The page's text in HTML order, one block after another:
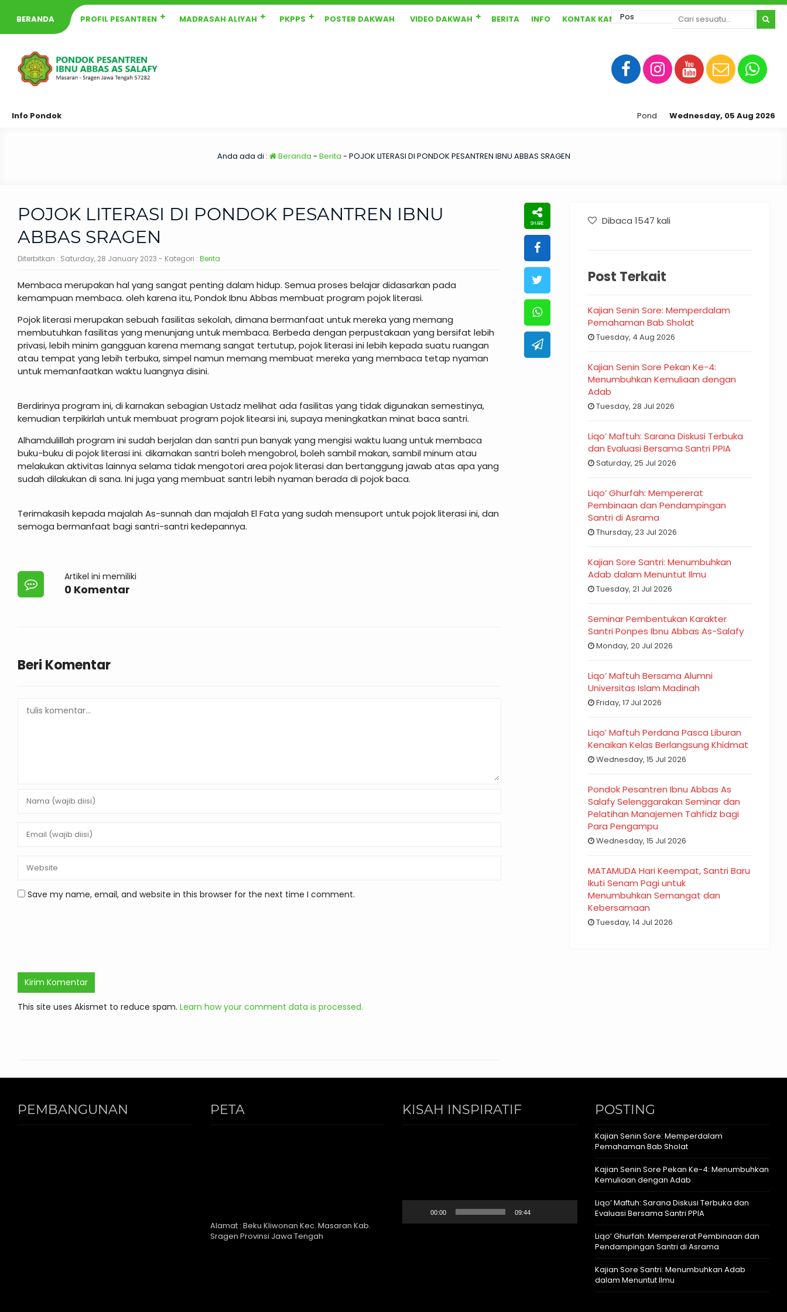
BERANDA PROFIL PESANTREN MADRASAH ALIYAH PKPPS POSTER DAKWAH VIDEO DAKWAH BERITA INFO KONTAK KAMI
Info Pondok Wednesday, 05 Aug 2026
Pondok pesantren ibnu abbas sragen
Anda ada di : Beranda - Berita - POJOK LITERASI DI PONDOK PESANTREN IBNU ABBAS SRAGEN
POJOK LITERASI DI PONDOK PESANTREN IBNU
ABBAS SRAGEN
Diterbitkan : Saturday, 28 January 2023 - Kategori : Berita
Membaca merupakan hal yang sangat penting dalam hidup. Semua proses belajar didasarkan pada
kemampuan membaca. oleh karena itu, Pondok Ibnu Abbas membuat program pojok literasi.
Pojok literasi merupakan sebuah fasilitas sekolah, dimana bermanfaat untuk mereka yang memang
membutuhkan fasilitas yang menunjang untuk membaca. Berbeda dengan perpustakaan yang bersifat lebih
privasi, lebih minim gangguan karena memang sangat tertutup, pojok literasi ini lebih kepada suatu ruangan
atau tempat yang lebih terbuka, simpel namun memang membuat mereka yang membaca tetap nyaman
untuk memanfaatkan waktu luangnya disini.
Berdirinya program ini, di karnakan sebagian Ustadz melihat ada fasilitas yang tidak digunakan semestinya,
kemudian terpikirlah untuk membuat program pojok litearsi ini, supaya meningkatkan minat baca santri.
Alhamdulillah program ini sudah berjalan dan santri pun banyak yang mengisi waktu luang untuk membaca
buku-buku di pojok literasi ini. dikarnakan santri boleh mengobrol, boleh sambil makan, sambil minum atau
melakukan aktivitas lainnya selama tidak mengotori area pojok literasi dan bertanggung jawab atas apa yang
sudah dilakukan di sana. Ini juga yang membuat santri lebih nyaman berada di pojok baca.
Terimakasih kepada majalah As-sunnah dan majalah El Fata yang sudah mensuport untuk pojok literasi ini, dan
semoga bermanfaat bagi santri-santri kedepannya.
Artikel ini memiliki
0 Komentar
Beri Komentar
Save my name, email, and website in this browser for the next time I comment.
This site uses Akismet to reduce spam. Learn how your comment data is processed.
Dibaca 1547 kali
Post Terkait
Kajian Senin Sore: Memperdalam
Pemahaman Bab Sholat
Tuesday, 4 Aug 2026
Kajian Senin Sore Pekan Ke-4:
Menumbuhkan Kemuliaan dengan
Adab
Tuesday, 28 Jul 2026
Liqo’ Maftuh: Sarana Diskusi Terbuka
dan Evaluasi Bersama Santri PPIA
Saturday, 25 Jul 2026
Liqo’ Ghurfah: Mempererat
Pembinaan dan Pendampingan
Santri di Asrama
Thursday, 23 Jul 2026
Kajian Sore Santri: Menumbuhkan
Adab dalam Menuntut Ilmu
Tuesday, 21 Jul 2026
Seminar Pembentukan Karakter
Santri Ponpes Ibnu Abbas As-Salafy
Monday, 20 Jul 2026
Liqo’ Maftuh Bersama Alumni
Universitas Islam Madinah
Friday, 17 Jul 2026
Liqo’ Maftuh Perdana Pasca Liburan
Kenaikan Kelas Berlangsung Khidmat
Wednesday, 15 Jul 2026
Pondok Pesantren Ibnu Abbas As
Salafy Selenggarakan Seminar dan
Pelatihan Manajemen Tahfidz bagi
Para Pengampu
Wednesday, 15 Jul 2026
MATAMUDA Hari Keempat, Santri Baru
Ikuti Senam Pagi untuk
Menumbuhkan Semangat dan
Kebersamaan
Tuesday, 14 Jul 2026
PEMBANGUNAN
PETA
Alamat : Beku Kliwonan Kec. Masaran Kab.
Sragen Provinsi Jawa Tengah
KISAH INSPIRATIF
00:00 09:44
POSTING
Kajian Senin Sore: Memperdalam
Pemahaman Bab Sholat
Kajian Senin Sore Pekan Ke-4: Menumbuhkan
Kemuliaan dengan Adab
Liqo’ Maftuh: Sarana Diskusi Terbuka dan
Evaluasi Bersama Santri PPIA
Liqo’ Ghurfah: Mempererat Pembinaan dan
Pendampingan Santri di Asrama
Kajian Sore Santri: Menumbuhkan Adab
dalam Menuntut Ilmu